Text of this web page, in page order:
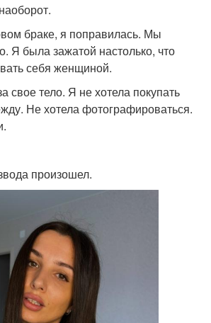
браке, я поправилась. Мы
Я была зажатой настолько, что
себя женщиной.
свое тело. Я не хотела покупать
Не хотела фотографироваться.
произошел.